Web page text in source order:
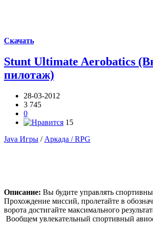
Скачать
Stunt Ultimate Aerobatics
пилотаж)
28-03-2012
3 745
0
15
Java Игры / Аркада / RPG
Описание: Вы будите управлять
Прохождение миссий, пролетайте в
ворота достигайте максимального
Вообщем увлекательный спортивный